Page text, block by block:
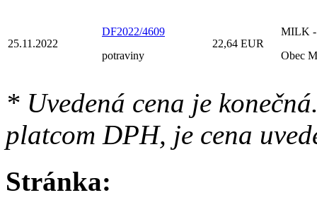
25.11.2022
DF2022/4609
potraviny
22,64 EUR
MILK -
Obec
* Uvedená cena je
platcom DPH, je cena
Stránka: